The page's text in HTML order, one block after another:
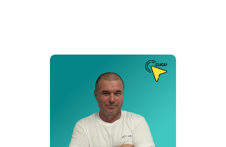
Jefe de Fábrica
Delegación:
SEM
Cita:
❝ El peor de todos los problemas, es no tener problemas ❞